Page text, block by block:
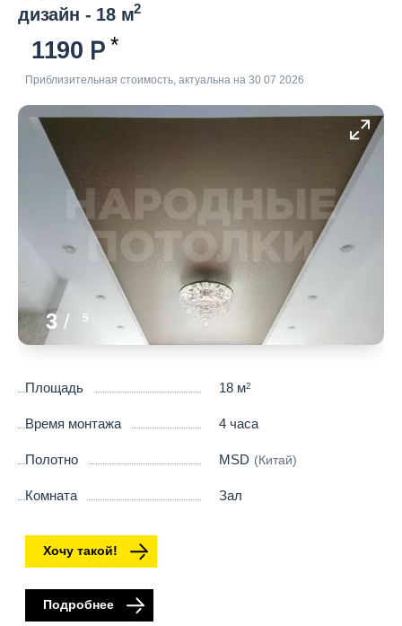
дизайн - 18 м2
1190
Приблизительная стоимость, актуальна на 30 07 2026
3 / 5
Площадь 18 м2
Время монтажа 4 часа
Полотно MSD (Китай)
Комната Зал
Хочу такой!
Подробнее